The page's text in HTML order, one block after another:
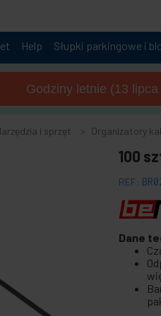
Help Słupki parkingowe i
okien
Godziny letnie (13
i sprzęt Organizatory
100
REF:
Dane